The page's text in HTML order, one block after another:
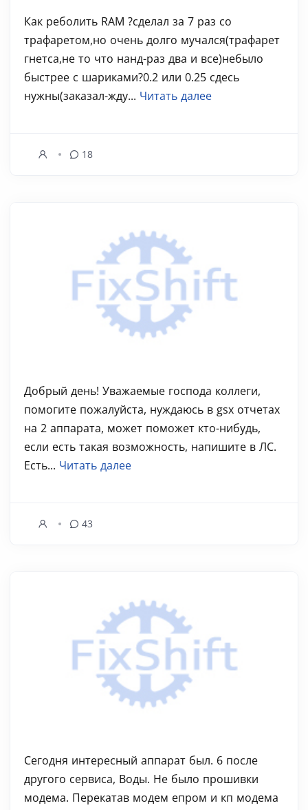
Как реболить RAM ?сделал за 7 раз со
трафаретом,но очень долго мучался(трафарет
гнетса,не то что нанд-раз два и все)небыло
быстрее с шариками?0.2 или 0.25 сдесь
нужны(заказал-жду... Читать далее
18
Добрый день! Уважаемые господа коллеги,
помогите пожалуйста, нуждаюсь в gsx отчетах
на 2 аппарата, может поможет кто-нибудь,
если есть такая возможность, напишите в ЛС.
Есть... Читать далее
43
Сегодня интересный аппарат был. 6 после
другого сервиса, Воды. Не было прошивки
модема. Перекатав модем епром и кп модема